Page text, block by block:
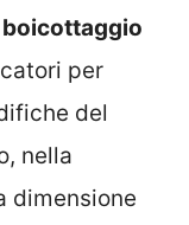
boicottaggio
per
del
nella
dimensione